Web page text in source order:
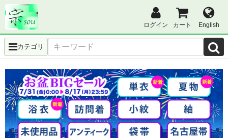
ログイン カート English
カテゴリ